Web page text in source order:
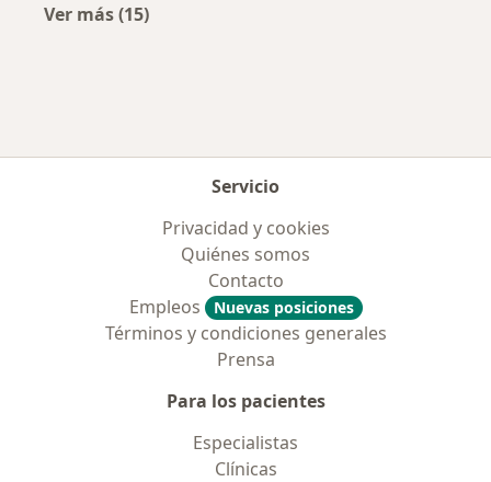
Ver más (15)
Servicio
Privacidad y cookies
Quiénes somos
Contacto
Empleos
Nuevas posiciones
Términos y condiciones generales
Prensa
Para los pacientes
Especialistas
Clínicas